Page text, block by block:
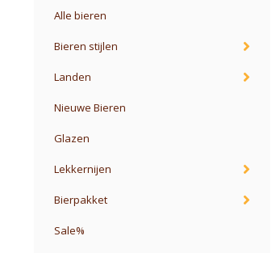
Alle bieren
Bieren stijlen
Landen
Nieuwe Bieren
Glazen
Lekkernijen
Bierpakket
Sale%